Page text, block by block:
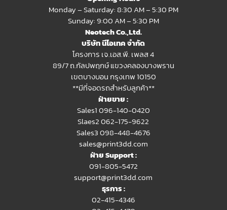
Monday – Saturday: 8:30 AM – 5:30 PM
Sunday: 9:00 AM – 5:30 PM
Neotech Co.,Ltd.
บริษัท นีโอเทค จำกัด
โครงการ เจ.เอส.พี. เพลส 4
89/7 ถ.กัลปพฤกษ์ แขวงคลองบางพราน
เขตบางบอน กรุงเทพ 10150
**มีที่จอดรถสำหรับลูกค้า**
ฝ่ายขาย :
Sales1 096-140-0420
Slaes2062-175-9622
Sales3 098-448-4676
sales@print3dd.com
ฝ่าย Support :
091-805-5472
support@print3dd.com
ธุรการ :
02-415-4346